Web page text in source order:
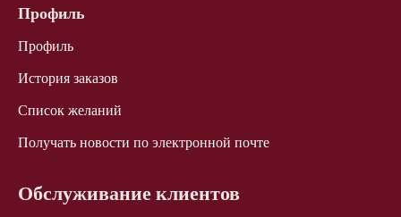
Профиль
Профиль
История заказов
Список желаний
Получать новости по электронной почте
Обслуживание клиентов